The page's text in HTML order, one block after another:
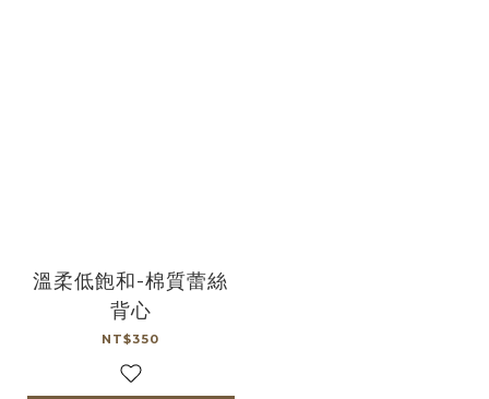
溫柔低飽和-棉質蕾絲
背心
NT$350